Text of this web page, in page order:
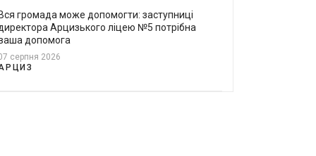
Вся громада може допомогти: заступниці
Арцизького ліцею №5 потрібна
допомога
серпня 2026